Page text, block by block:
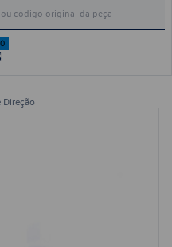
0
Direção